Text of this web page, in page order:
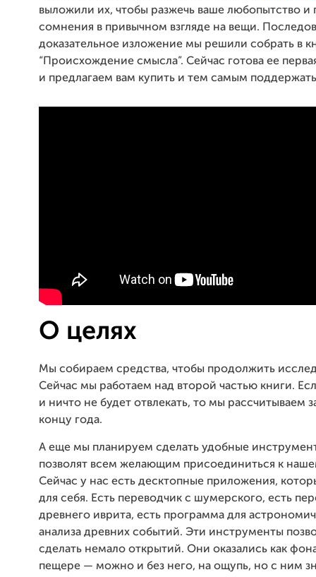
выложили их, чтобы разжечь ваше любопытство и
сомнения в привычном взгляде на вещи.
доказательное изложение мы решили собрать в
“Происхождение смысла”. Сейчас готова ее
и предлагаем вам купить и тем самым
О целях
Мы собираем средства, чтобы продолжить
Сейчас мы работаем над второй частью книги.
и ничто не будет отвлекать, то мы рассчитываем
концу года.
А еще мы планируем сделать удобные
позволят всем желающим присоединиться к
Сейчас у нас есть десктопные приложения,
для себя. Есть переводчик с шумерского, есть
древнего иврита, есть программа для
анализа древних событий. Эти инструменты
сделать немало открытий. Они оказались как
пещере — можно и без него, на ощупь, но с ним